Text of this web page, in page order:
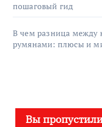
пошаговый гид
В чем разница
румянами: плюсы и
Вы